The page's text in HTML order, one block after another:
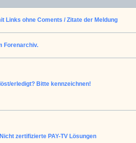
Links ohne Coments / Zitate der Meldung
Forenarchiv.
erledigt? Bitte kennzeichnen!
zertifizierte PAY-TV Lösungen